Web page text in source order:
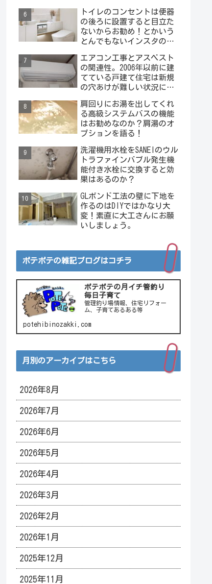
トイレのコンセントは便器
の後ろに設置すると目立た
ないからお勧め！とかいう
とんでもないインスタの投
エアコン工事とアスベスト
の関連性。2006年以前に建
てている戸建て住宅は新規
の穴あけが難しい状況にな
ベストが入っている場合は
どうするの？
肩回りにお湯を出してくれ
る高級システムバスの機能
はお勧めなのか？肩湯のオ
プションを語る！
洗濯機用水栓をSANEIのウル
トラファインバブル発生機
能付き水栓に交換すると効
果はあるのか？
GLボンド工法の壁に下地を
作るのはDIYではかなり大
変！素直に大工さんにお願
いしましょう。
ポテポテの雑記ブログはコチラ
ポテポテの月イチ管釣り
毎日子育て
管理釣り場情報、住宅リフォー
ム、子育てあるある等
potehibinozakki.com
月別のアーカイブはこちら
2026年8月
2026年7月
2026年6月
2026年5月
2026年4月
2026年3月
2026年2月
2026年1月
2025年12月
2025年11月